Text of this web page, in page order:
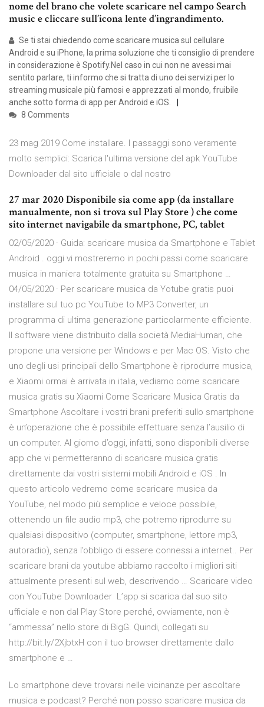
nome del brano che volete scaricare nel campo Search
music e cliccare sull’icona lente d’ingrandimento.
Se ti stai chiedendo come scaricare musica sul cellulare
Android e su iPhone, la prima soluzione che ti consiglio di prendere
in considerazione è Spotify.Nel caso in cui non ne avessi mai
sentito parlare, ti informo che si tratta di uno dei servizi per lo
streaming musicale più famosi e apprezzati al mondo, fruibile
anche sotto forma di app per Android e iOS.
8 Comments
23 mag 2019 Come installare. I passaggi sono veramente
molto semplici: Scarica l'ultima versione del apk YouTube
Downloader dal sito ufficiale o dal nostro
27 mar 2020 Disponibile sia come app (da installare
manualmente, non si trova sul Play Store ) che come
sito internet navigabile da smartphone, PC, tablet
02/05/2020 · Guida: scaricare musica da Smartphone e Tablet
Android . oggi vi mostreremo in pochi passi come scaricare
musica in maniera totalmente gratuita su Smartphone …
04/05/2020 · Per scaricare musica da Yotube gratis puoi
installare sul tuo pc YouTube to MP3 Converter, un
programma di ultima generazione particolarmente efficiente.
Il software viene distribuito dalla società MediaHuman, che
propone una versione per Windows e per Mac OS. Visto che
uno degli usi principali dello Smartphone è riprodurre musica,
e Xiaomi ormai è arrivata in italia, vediamo come scaricare
musica gratis su Xiaomi Come Scaricare Musica Gratis da
Smartphone Ascoltare i vostri brani preferiti sullo smartphone
è un’operazione che è possibile effettuare senza l’ausilio di
un computer. Al giorno d’oggi, infatti, sono disponibili diverse
app che vi permetteranno di scaricare musica gratis
direttamente dai vostri sistemi mobili Android e iOS . In
questo articolo vedremo come scaricare musica da
YouTube, nel modo più semplice e veloce possibile,
ottenendo un file audio mp3, che potremo riprodurre su
qualsiasi dispositivo (computer, smartphone, lettore mp3,
autoradio), senza l’obbligo di essere connessi a internet.. Per
scaricare brani da youtube abbiamo raccolto i migliori siti
attualmente presenti sul web, descrivendo … Scaricare video
con YouTube Downloader L’app si scarica dal suo sito
ufficiale e non dal Play Store perché, ovviamente, non è
“ammessa” nello store di BigG. Quindi, collegati su
http://bit.ly/2XjbtxH con il tuo browser direttamente dallo
smartphone e …
Lo smartphone deve trovarsi nelle vicinanze per ascoltare
musica e podcast? Perché non posso scaricare musica da